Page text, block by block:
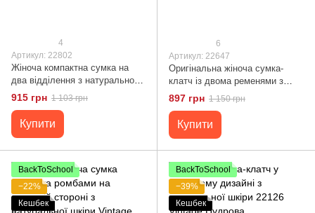
4
Артикул: 22802
Жіноча компактна сумка на
два відділення з натуральної
шкіри Vintage 22802 Зелений
915 грн 1 103 грн
Купити
6
Артикул: 22647
Оригінальна жіноча сумка-
клатч із двома ременями з
натуральної шкіри Vintage
22647 Зелена
897 грн 1 150 грн
Купити
BackToSchool
−22%
Кешбек
BackToSchool
−39%
Кешбек